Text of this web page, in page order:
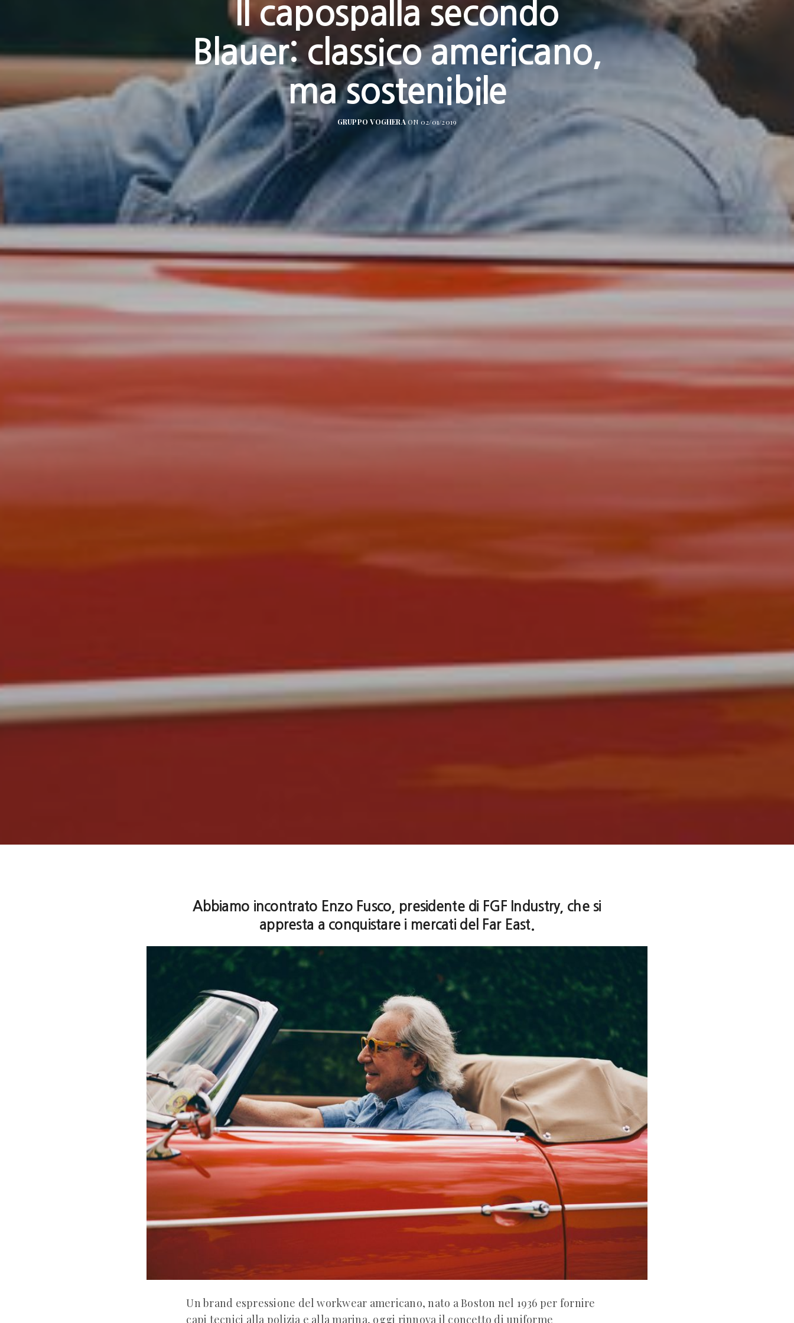
Il capospalla secondo
Blauer: classico americano,
ma sostenibile
GRUPPO VOGHERAON 02/01/2019
Abbiamo incontrato Enzo Fusco, presidente di FGF Industry, che si
appresta a conquistare i mercati del Far East.
Un brand espressione del workwear americano, nato a Boston nel 1936 per fornire
capi tecnici alla polizia e alla marina, oggi rinnova il concetto di uniforme